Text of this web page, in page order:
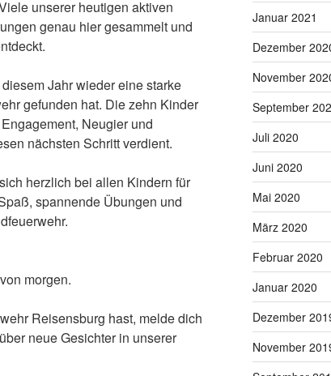
unserer heutigen aktiven
genau hier gesammelt und
Jahr wieder eine starke
gefunden hat. Die zehn Kinder
Neugier und
nächsten Schritt verdient.
herzlich bei allen Kindern für
spannende Übungen und
morgen.
Reisensburg hast, melde dich
neue Gesichter in unserer
Januar 2021
Dezember
November
September
Juli 2020
Juni 2020
Mai 2020
März 2020
Februar 2020
Januar 2020
Dezember
November